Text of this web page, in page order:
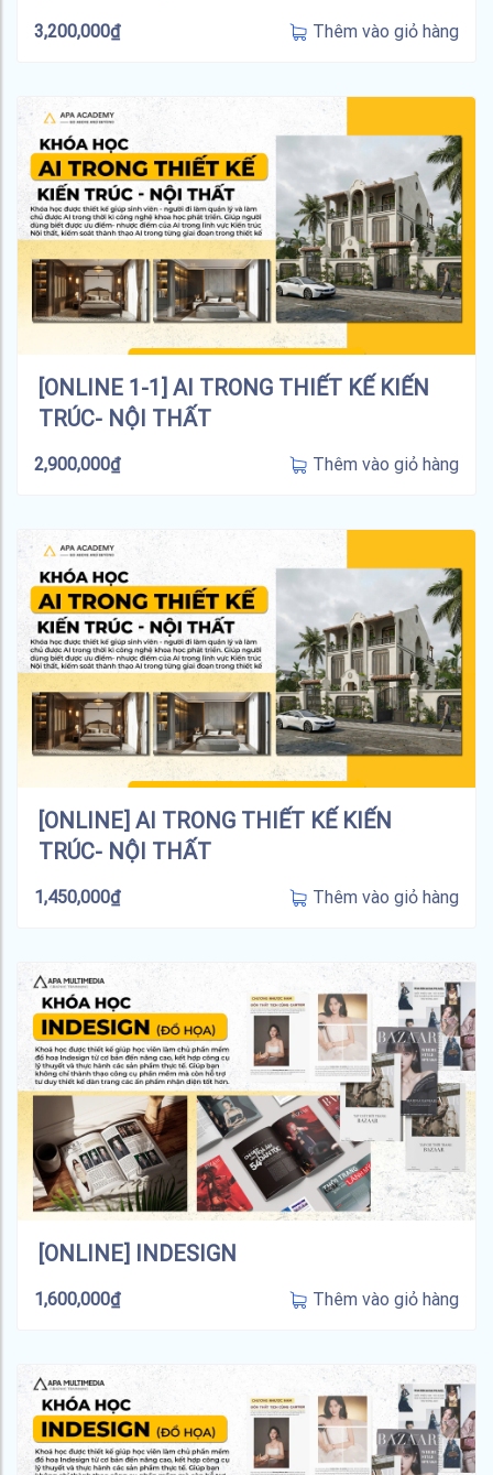
3,200,000₫ Thêm vào giỏ hàng
[ONLINE 1-1] AI TRONG THIẾT KẾ KIẾN
TRÚC- NỘI THẤT
2,900,000₫ Thêm vào giỏ hàng
[ONLINE] AI TRONG THIẾT KẾ KIẾN
TRÚC- NỘI THẤT
1,450,000₫ Thêm vào giỏ hàng
[ONLINE] INDESIGN
1,600,000₫ Thêm vào giỏ hàng